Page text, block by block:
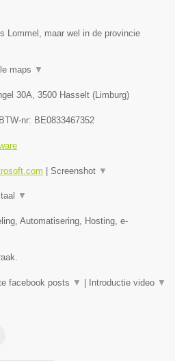
Lommel, maar wel in de provincie
maps ▼
30A, 3500 Hasselt (Limburg)
nr: BE0833467352
Screenshot ▼
▼
Automatisering, Hosting, e-
facebook posts ▼ Introductie video ▼